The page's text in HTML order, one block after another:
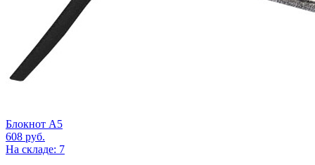
Блокнот А5
608 руб.
На складе: 7